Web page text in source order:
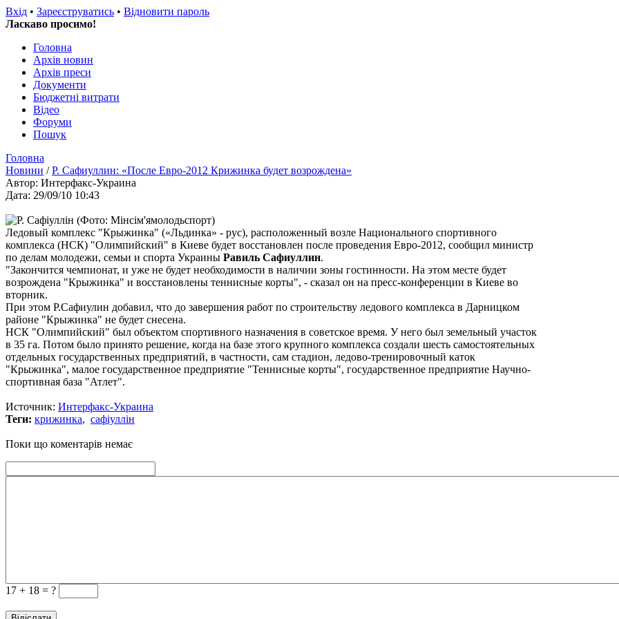
Вхід • Зареєструватись • Відновити пароль
Ласкаво просимо!
Головна
Архів новин
Архів преси
Документи
Бюджетні витрати
Відео
Форуми
Пошук
Головна
Новини /Р. Сафиуллин: «После Евро-2012 Крижинка будет возрождена»
Автор: Интерфакс-Украина
Дата: 29/09/10 10:43
Ледовый комплекс "Крыжинка" («Льдинка» - рус), расположенный возле Национального спортивного
комплекса (НСК) "Олимпийский" в Киеве будет восстановлен после проведения Евро-2012, сообщил министр
по делам молодежи, семьи и спорта Украины Равиль Сафиуллин.
"Закончится чемпионат, и уже не будет необходимости в наличии зоны гостинности. На этом месте будет
возрождена "Крыжинка" и восстановлены теннисные корты", - сказал он на пресс-конференции в Киеве во
вторник.
При этом Р.Сафиулин добавил, что до завершения работ по строительству ледового комплекса в Дарницком
районе "Крыжинка" не будет снесена.
НСК "Олимпийский" был объектом спортивного назначения в советское время. У него был земельный участок
в 35 га. Потом было принято решение, когда на базе этого крупного комплекса создали шесть самостоятельных
отдельных государственных предприятий, в частности, сам стадион, ледово-тренировочный каток
"Крыжинка", малое государственное предприятие "Теннисные корты", государственное предприятие Научно-
спортивная база "Атлет".
Источник: Интерфакс-Украина
Теги: крижинка, сафіуллін
Поки що коментарів немає
17 + 18 = ?